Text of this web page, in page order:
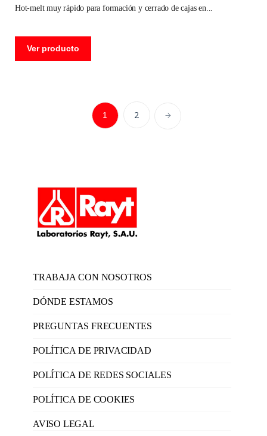
hot-melt muy rápido para formación y cerrado de cajas en
Ver producto
1 2
TRABAJA CON NOSOTROS
DÓNDE ESTAMOS
PREGUNTAS FRECUENTES
POLÍTICA DE PRIVACIDAD
POLÍTICA DE REDES SOCIALES
POLÍTICA DE COOKIES
AVISO LEGAL